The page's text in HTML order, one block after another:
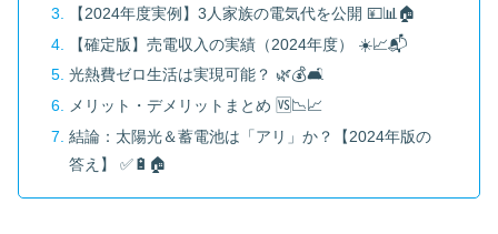
【2024年度実例】3人家族の電気代を公開 💴📊🏠
【確定版】売電収入の実績（2024年度） ☀️📈📬
光熱費ゼロ生活は実現可能？ 🌿💰🛋
メリット・デメリットまとめ 🆚📉📈
結論：太陽光＆蓄電池は「アリ」か？【2024年版の
答え】 ✅🔋🏠